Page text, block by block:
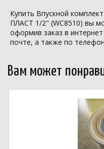
Купить Впускной
ПЛАСТ 1/2" (WC8510) вы
оформив заказ в
почте, а также по
Вам может